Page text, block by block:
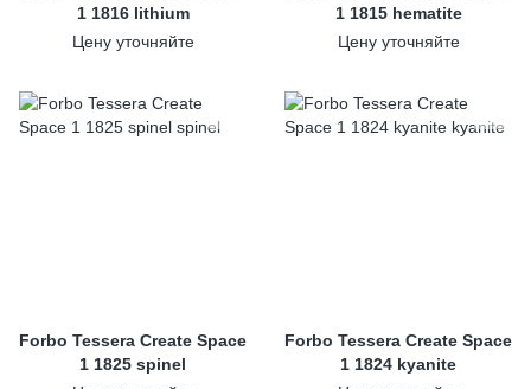
1 1816 lithium
Цену уточняйте
1 1815 hematite
Цену уточняйте
Forbo Tessera Create Space
1 1825 spinel
Forbo Tessera Create Space
1 1824 kyanite